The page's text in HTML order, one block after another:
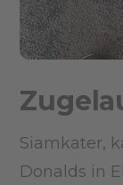
Siamkater,
Donalds in